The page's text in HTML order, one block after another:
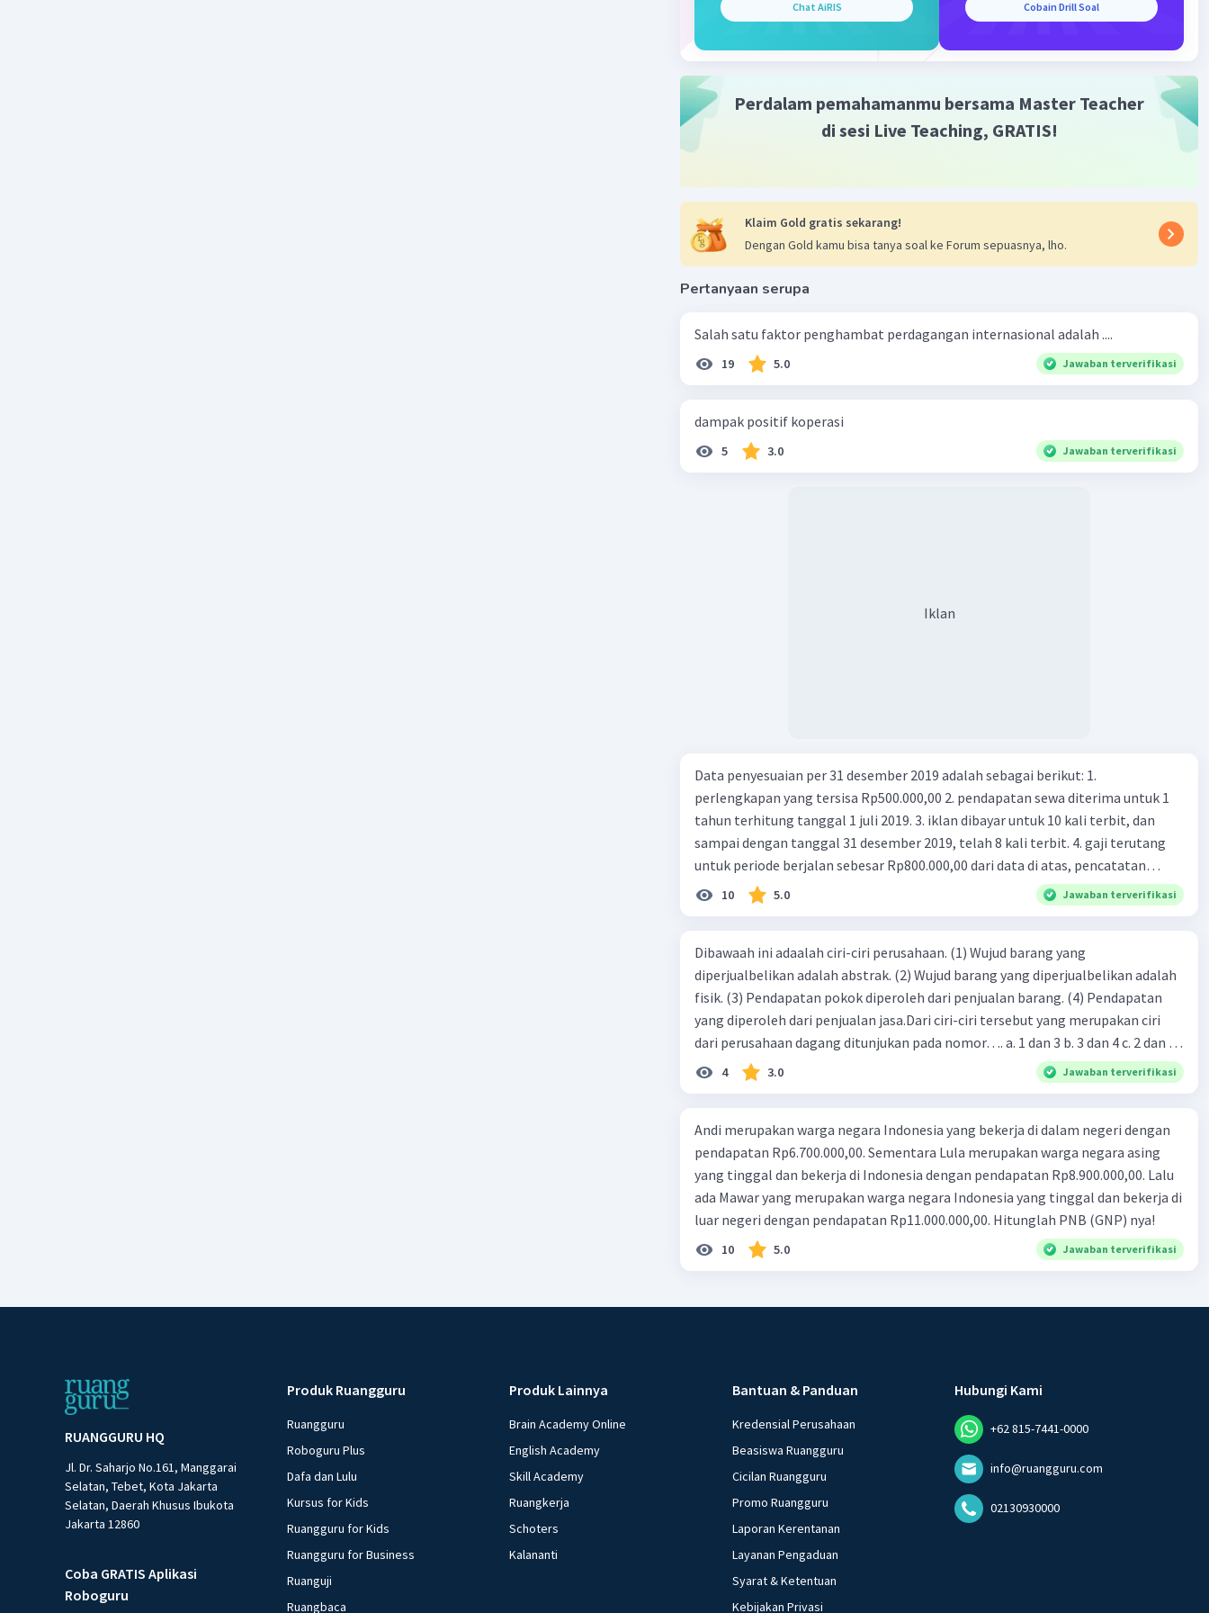
Iklan
Chat AiRIS Cobain Drill Soal
Perdalam pemahamanmu bersama Master Teacher
di sesi Live Teaching, GRATIS!
Klaim Gold gratis sekarang!
Dengan Gold kamu bisa tanya soal ke Forum sepuasnya, lho.
Pertanyaan serupa
Salah satu faktor penghambat perdagangan internasional adalah ....
19 5.0 Jawaban terverifikasi
dampak positif koperasi
5 3.0 Jawaban terverifikasi
Iklan
Data penyesuaian per 31 desember 2019 adalah sebagai berikut: 1.
perlengkapan yang tersisa Rp500.000,00 2. pendapatan sewa diterima untuk 1
tahun terhitung tanggal 1 juli 2019. 3. iklan dibayar untuk 10 kali terbit, dan
sampai dengan tanggal 31 desember 2019, telah 8 kali terbit. 4. gaji terutang
untuk periode berjalan sebesar Rp800.000,00 dari data di atas, pencatatan
jurnal pembalik yang benar adalah ....
10 5.0 Jawaban terverifikasi
Dibawaah ini adaalah ciri-ciri perusahaan. (1) Wujud barang yang
diperjualbelikan adalah abstrak. (2) Wujud barang yang diperjualbelikan adalah
fisik. (3) Pendapatan pokok diperoleh dari penjualan barang. (4) Pendapatan
yang diperoleh dari penjualan jasa.Dari ciri-ciri tersebut yang merupakan ciri
dari perusahaan dagang ditunjukan pada nomor…. a. 1 dan 3 b. 3 dan 4 c. 2 dan 3
d. 1 dan 2 e. 2 dan 4
4 3.0 Jawaban terverifikasi
Andi merupakan warga negara Indonesia yang bekerja di dalam negeri dengan
pendapatan Rp6.700.000,00. Sementara Lula merupakan warga negara asing
yang tinggal dan bekerja di Indonesia dengan pendapatan Rp8.900.000,00. Lalu
ada Mawar yang merupakan warga negara Indonesia yang tinggal dan bekerja di
luar negeri dengan pendapatan Rp11.000.000,00. Hitunglah PNB (GNP) nya!
10 5.0 Jawaban terverifikasi
RUANGGURU HQ
Jl. Dr. Saharjo No.161, Manggarai
Selatan, Tebet, Kota Jakarta
Selatan, Daerah Khusus Ibukota
Jakarta 12860
Coba GRATIS Aplikasi
Roboguru
Produk Ruangguru
Ruangguru
Roboguru Plus
Dafa dan Lulu
Kursus for Kids
Ruangguru for Kids
Ruangguru for Business
Ruanguji
Ruangbaca
Produk Lainnya
Brain Academy Online
English Academy
Skill Academy
Ruangkerja
Schoters
Kalananti
Bantuan & Panduan
Kredensial Perusahaan
Beasiswa Ruangguru
Cicilan Ruangguru
Promo Ruangguru
Laporan Kerentanan
Layanan Pengaduan
Syarat & Ketentuan
Kebijakan Privasi
Hubungi Kami
+62 815-7441-0000
info@ruangguru.com
02130930000